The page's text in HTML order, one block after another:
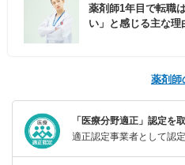
薬剤師1年目で転職
い」と感じる主な理
薬剤師
「医療分野適正」認定を
適正認定事業者として認定